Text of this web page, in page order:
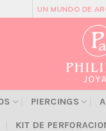
UN MUNDO DE
PIERCINGS
KIT DE